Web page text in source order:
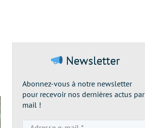
Newsletter
Abonnez-vous à notre newsletter
pour recevoir nos dernières actus par
mail !